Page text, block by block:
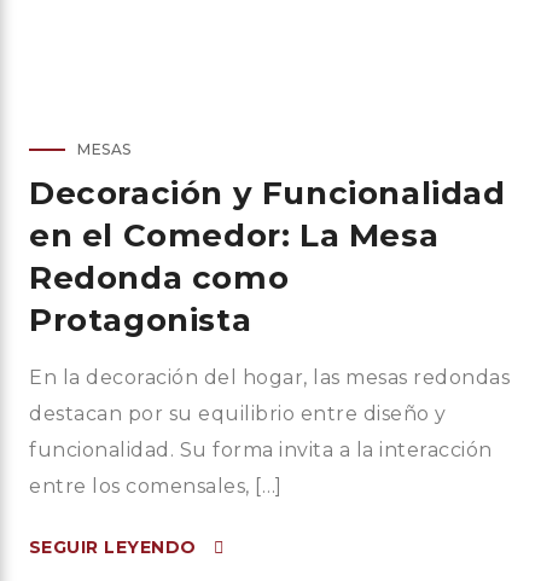
MESAS
Decoración y Funcionalidad
en el Comedor: La Mesa
Redonda como
Protagonista
En la decoración del hogar, las mesas redondas
destacan por su equilibrio entre diseño y
funcionalidad. Su forma invita a la interacción
entre los comensales, […]
SEGUIR LEYENDO